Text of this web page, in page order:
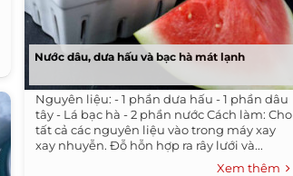
Nước dâu, dưa hấu và bạc hà mát lạnh
Nguyên liệu: - 1 phần dưa hấu - 1 phần dâu
tây - Lá bạc hà - 2 phần nước Cách làm: Cho
tất cả các nguyên liệu vào trong máy xay
xay nhuyễn. Đỗ hỗn hợp ra rây lưới và...
Xem thêm